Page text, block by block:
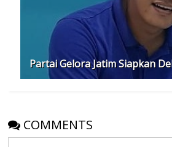
Partai Gelora Jatim Siapkan
COMMENTS